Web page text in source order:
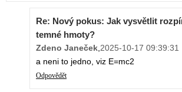
Re: Nový pokus: Jak vysvětlit
temné hmoty?
Zdeno Janeček 2025-10-17 09:39:31
a neni to jedno, viz E=mc2
Odpovědět